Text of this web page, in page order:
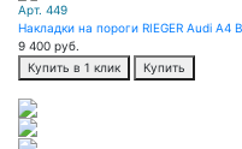
Арт. 449
Накладки на пороги RIEGER Audi A4
9 400 руб.
Купить в 1 клик
Купить